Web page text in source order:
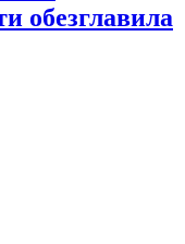
обезглавила